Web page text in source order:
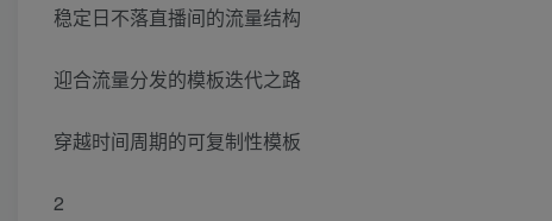
稳定日不落直播间的流量结构
迎合流量分发的模板迭代之路
穿越时间周期的可复制性模板
2